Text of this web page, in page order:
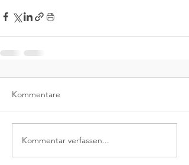
Kommentare
Kommentar verfassen...